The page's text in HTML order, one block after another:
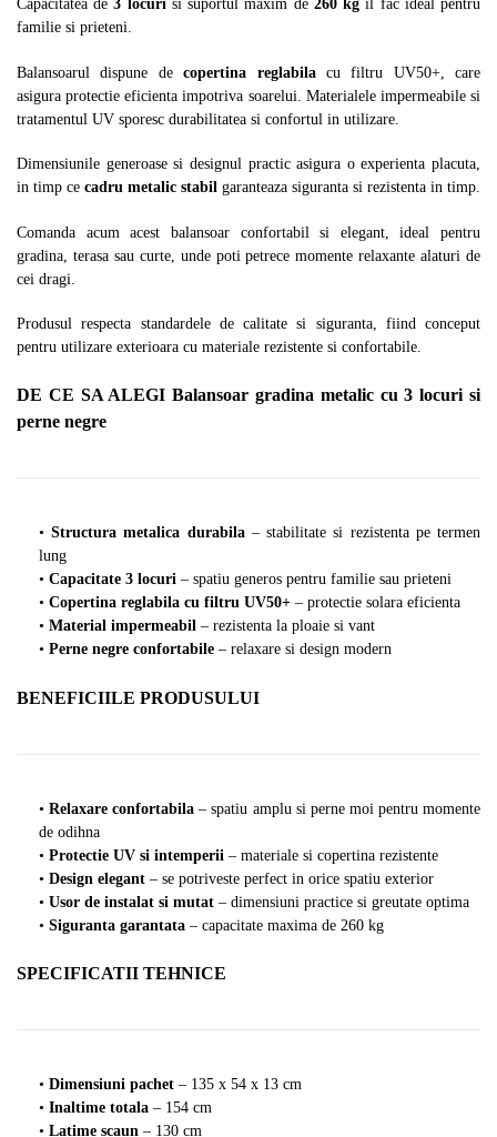
Capacitatea de3 locurisi suportul maxim de 260 kg il fac ideal pentru
familie si prieteni.
Balansoarul dispune decopertina reglabilacu filtru UV50+, care
asigura protectie eficienta impotriva soarelui. Materialele impermeabile si
tratamentul UV sporesc durabilitatea si confortul in utilizare.
Dimensiunile generoase si designul practic asigura o experienta placuta,
in timp ce cadru metalic stabil garanteaza siguranta si rezistenta in timp.
Comanda acum acest balansoar confortabil si elegant, ideal pentru
gradina, terasa sau curte, unde poti petrece momente relaxante alaturi de
cei dragi.
Produsul respecta standardele de calitate si siguranta, fiind conceput
pentru utilizare exterioara cu materiale rezistente si confortabile.
DE CE SA ALEGI Balansoar gradina metalic cu 3 locuri si
perne negre
•Structura metalica durabila– stabilitate si rezistenta pe termen
lung
• Capacitate 3 locuri – spatiu generos pentru familie sau prieteni
• Copertina reglabila cu filtru UV50+ – protectie solara eficienta
• Material impermeabil – rezistenta la ploaie si vant
• Perne negre confortabile – relaxare si design modern
BENEFICIILE PRODUSULUI
•Relaxare confortabila – spatiu amplu si perne moi pentru momente
de odihna
• Protectie UV si intemperii – materiale si copertina rezistente
• Design elegant – se potriveste perfect in orice spatiu exterior
• Usor de instalat si mutat – dimensiuni practice si greutate optima
• Siguranta garantata – capacitate maxima de 260 kg
SPECIFICATII TEHNICE
• Dimensiuni pachet – 135 x 54 x 13 cm
• Inaltime totala – 154 cm
• Latime scaun – 130 cm